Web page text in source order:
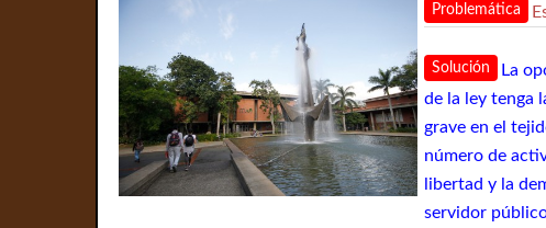
Problemática
Solución
La
de la ley tenga
grave en el
número de
libertad y la
servidor